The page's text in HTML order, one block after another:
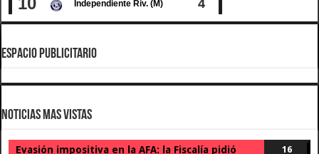
ESPACIO PUBLICITARIO
Noticias Mas Vistas
Evasión impositiva en la AFA: la Fiscalía pidió
16